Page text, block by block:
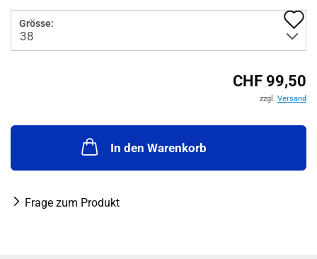
Grösse:
CHF 99,50
zzgl. Versand
In den Warenkorb
Frage zum Produkt